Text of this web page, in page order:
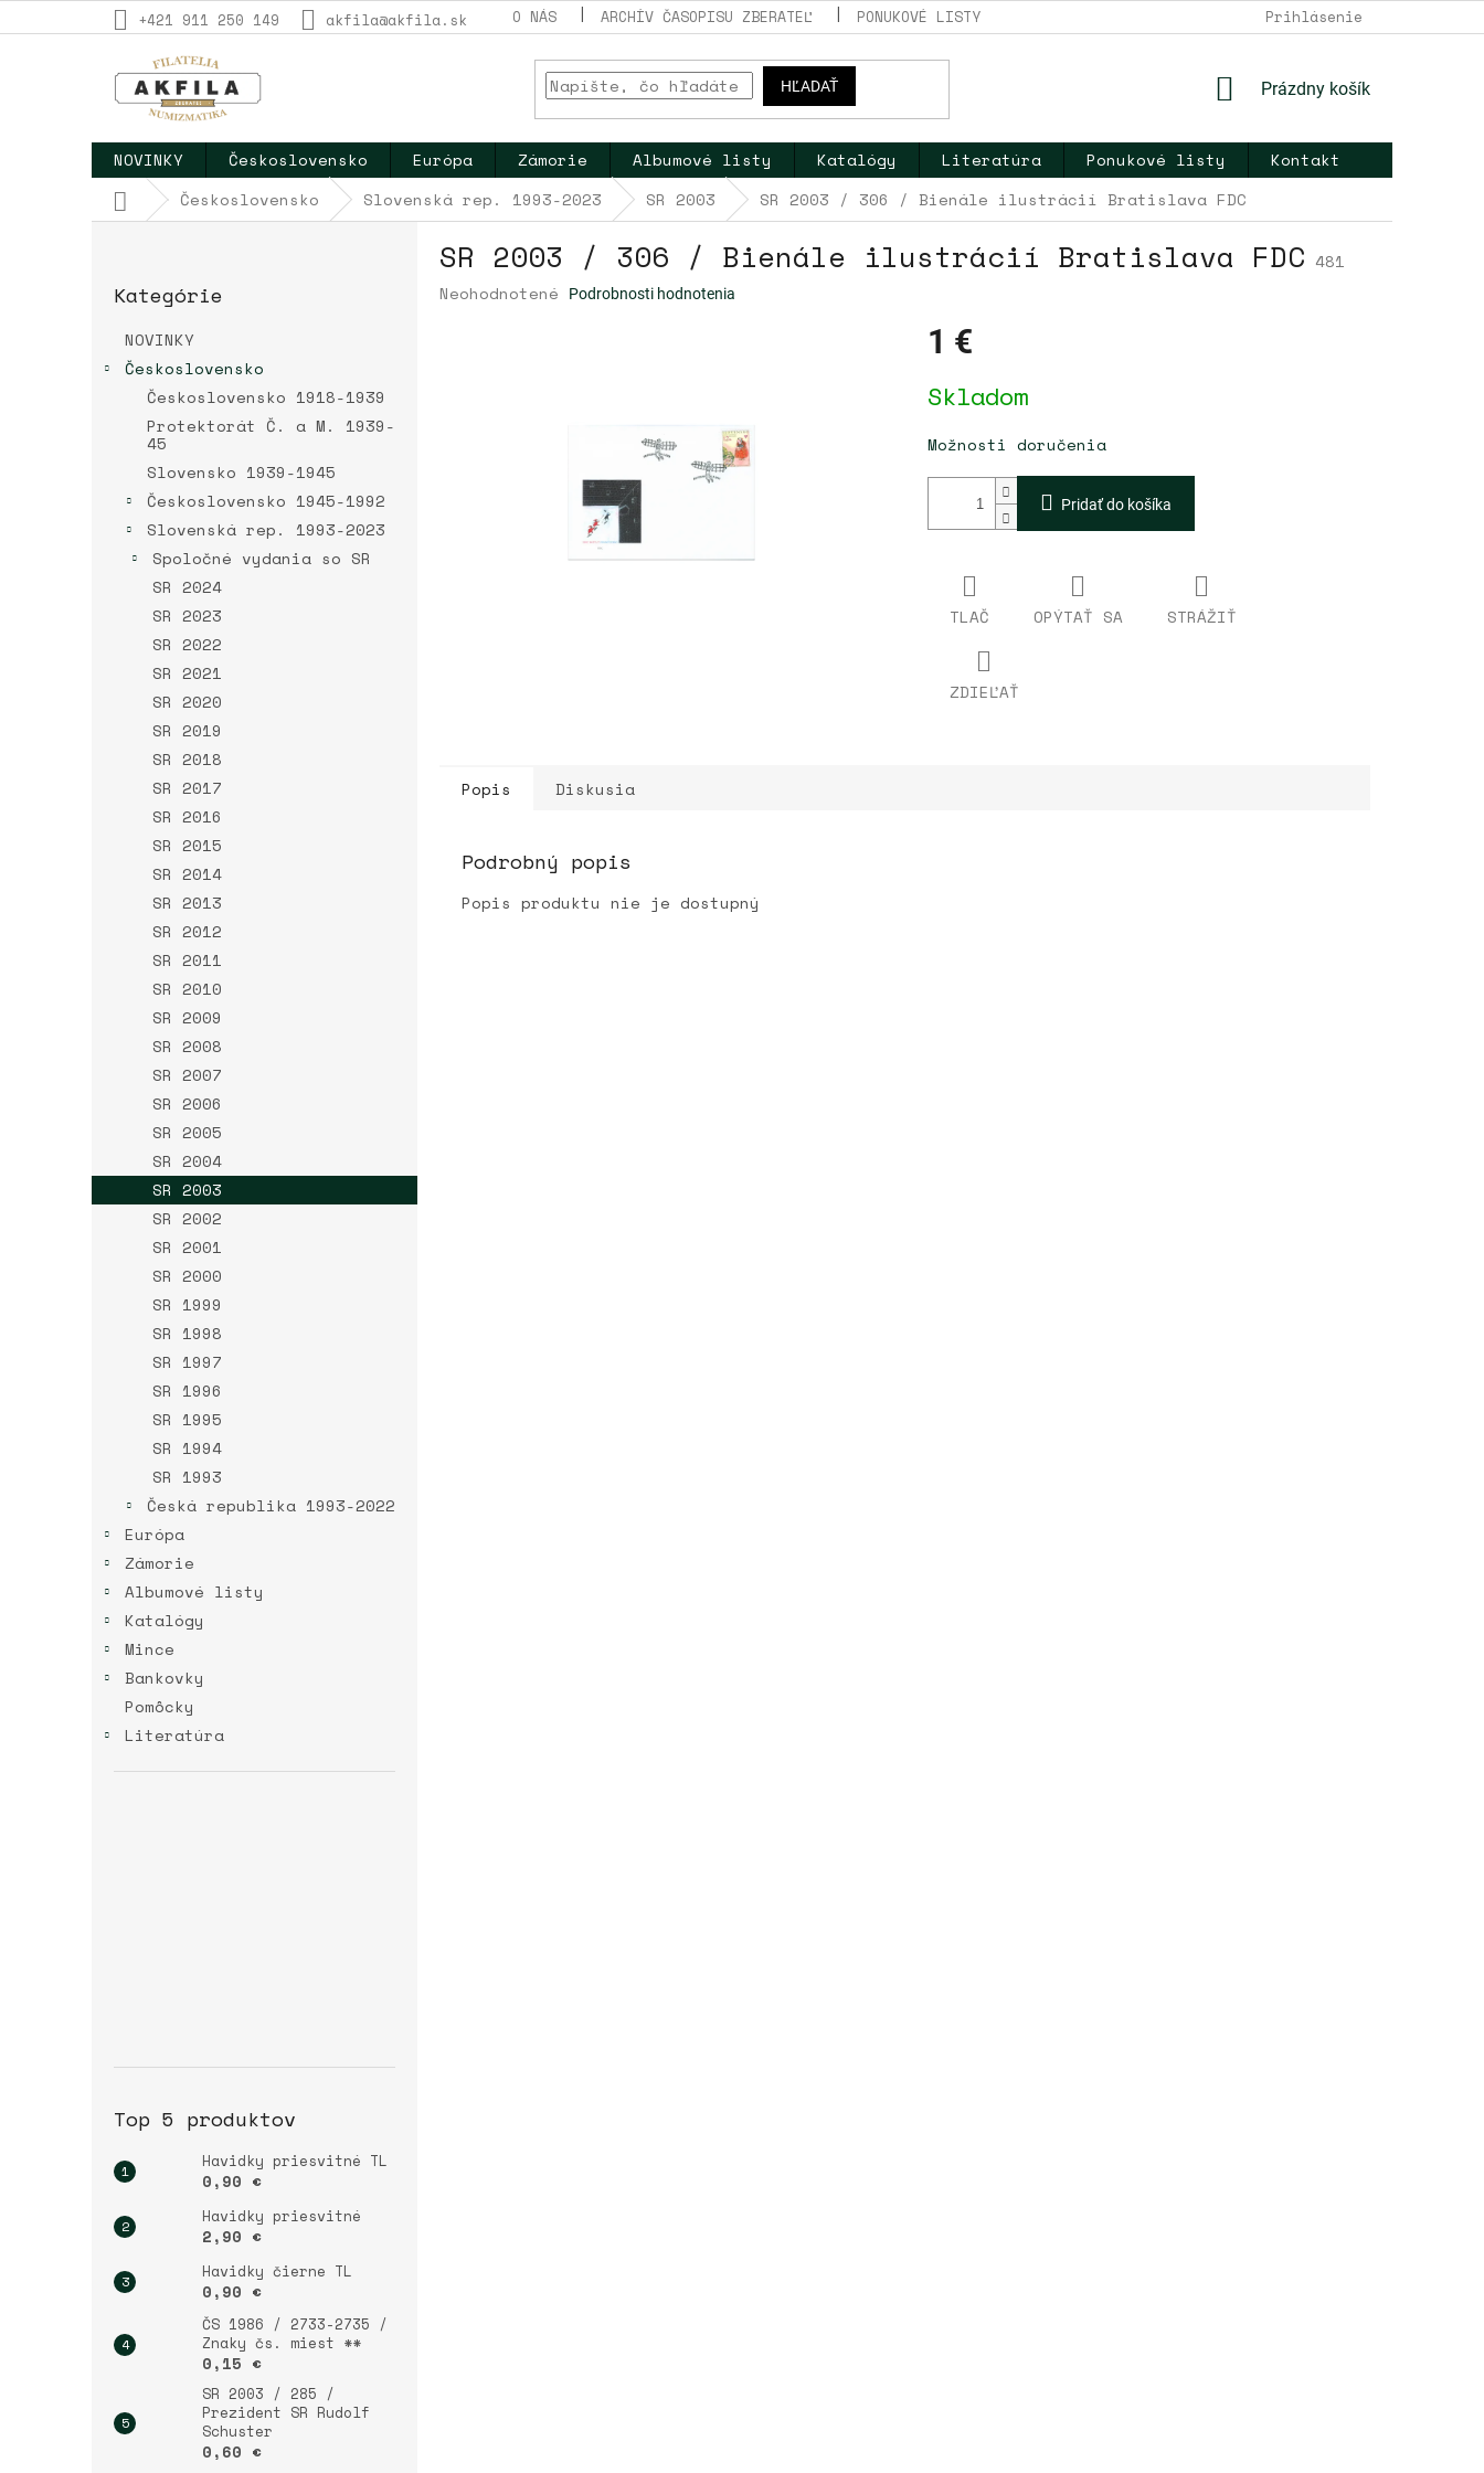
na
+421 911 250 149 akfila@akfila.sk O NÁS ARCHÍV ČASOPISU ZBERATEĽ PONUKOVÉ LISTY NAPÍŠTE NÁM KONTAKT
Prihlásenie
HĽADAŤ
NÁKUPNÝ
Prázdny košík
NOVINKY Československo Európa Zámorie Albumové listy Katalógy Literatúra Ponukové listy
Kontakt
DomovČeskoslovensko Slovenská rep. 1993-2023 SR 2003 SR 2003 / 306 / Bienále ilustrácií Bratislava FDC
B
kategórie
Kategórie
NOVINKY
Československo
Československo 1918-1939
Protektorát Č. a M. 1939-
45
Slovensko 1939-1945
Československo 1945-1992
Slovenská rep. 1993-2023
Spoločné vydania so SR
SR 2024
SR 2023
SR 2022
SR 2021
SR 2020
SR 2019
SR 2018
SR 2017
SR 2016
SR 2015
SR 2014
SR 2013
SR 2012
SR 2011
SR 2010
SR 2009
SR 2008
SR 2007
SR 2006
SR 2005
SR 2004
SR 2003
SR 2002
SR 2001
SR 2000
SR 1999
SR 1998
SR 1997
SR 1996
SR 1995
SR 1994
SR 1993
Česká republika 1993-2022
Európa
Zámorie
Albumové listy
Katalógy
Mince
Bankovky
Pomôcky
Literatúra
Top 5 produktov
Havidky priesvitné TL
0,90 €
Havidky priesvitné
2,90 €
Havidky čierne TL
0,90 €
ČS 1986 / 2733-2735 /
Znaky čs. miest **
0,15 €
SR 2003 / 285 /
Prezident SR Rudolf
Schuster
0,60 €
SR 2003 / 306 / Bienále ilustrácií Bratislava FDC 481
Priemerné
Neohodnotené Podrobnosti hodnotenia
1 €
cena:
Skladom
Možnosti doručenia
Pridať do košíka
TLAČ OPÝTAŤ SA STRÁŽIŤ
ZDIEĽAŤ
Popis Diskusia
Podrobný popis
Popis produktu nie je dostupný